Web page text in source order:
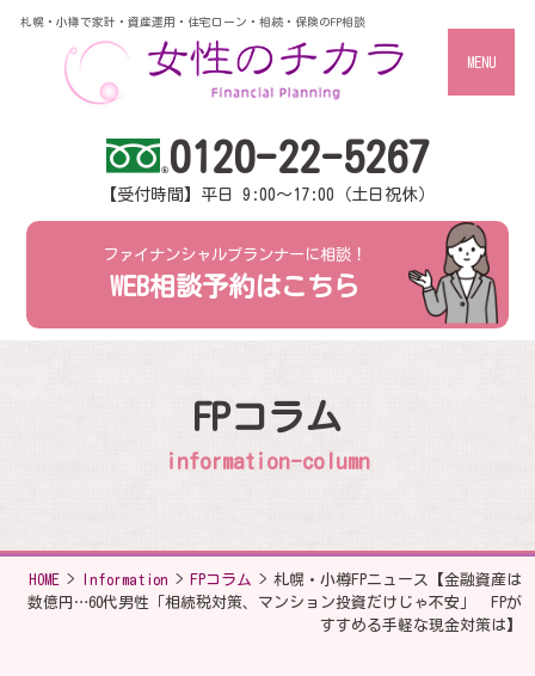
札幌・小樽で家計・資産運用・住宅ローン・相続・保険のFP相談
MENU
0120-22-5267
【受付時間】平日 9:00～17:00（土日祝休）
ファイナンシャルプランナーに相談！
WEB相談予約はこちら
FPコラム
information-column
HOME> Information > FPコラム > 札幌・小樽FPニュース【金融資産は
数億円…60代男性「相続税対策、マンション投資だけじゃ不安」 FPが
すすめる手軽な現金対策は】